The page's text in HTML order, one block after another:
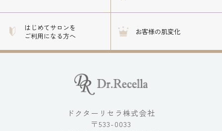
はじめてサロンを
ご利用になる方へ
お客様の肌変化
ドクターリセラ株式会社
〒533-0033